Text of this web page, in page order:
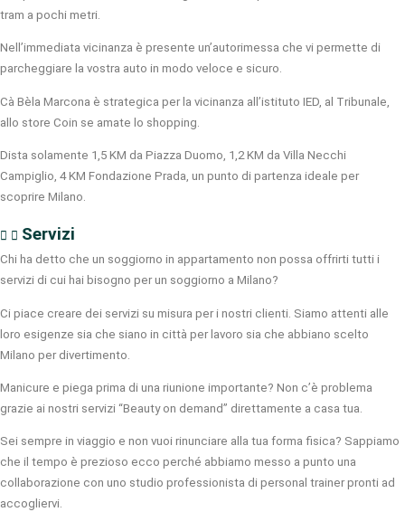
tram a pochi metri.
Nell’immediata vicinanza è presente un’autorimessa che vi permette di
parcheggiare la vostra auto in modo veloce e sicuro.
Cà Bèla Marcona è strategica per la vicinanza all’istituto IED, al Tribunale,
allo store Coin se amate lo shopping.
Dista solamente 1,5 KM da Piazza Duomo, 1,2 KM da Villa Necchi
Campiglio, 4 KM Fondazione Prada, un punto di partenza ideale per
scoprire Milano.
Servizi
Chi ha detto che un soggiorno in appartamento non possa offrirti tutti i
servizi di cui hai bisogno per un soggiorno a Milano?
Ci piace creare dei servizi su misura per i nostri clienti. Siamo attenti alle
loro esigenze sia che siano in città per lavoro sia che abbiano scelto
Milano per divertimento.
Manicure e piega prima di una riunione importante? Non c’è problema
grazie ai nostri servizi “Beauty on demand” direttamente a casa tua.
Sei sempre in viaggio e non vuoi rinunciare alla tua forma fisica? Sappiamo
che il tempo è prezioso ecco perché abbiamo messo a punto una
collaborazione con uno studio professionista di personal trainer pronti ad
accogliervi.